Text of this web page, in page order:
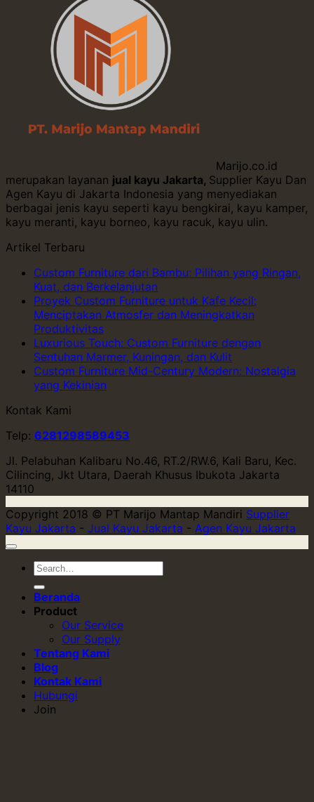
Marijo.co.id
merupakan layanan jual kayu Jakarta, Supplier Kayu Dan
Agen Kayu di Jakarta Indonesia yang menyediakan
berbagai jenis kayu seperti kayu bengkirai, kayu kamper,
kayu meranti, kayu borneo, kayu racuk, kayu ulin.
Artikel Terbaru
Custom Furniture dari Bambu: Pilihan yang Ringan,
Kuat, dan Berkelanjutan
Proyek Custom Furniture untuk Kafe Kecil:
Menciptakan Atmosfer dan Meningkatkan
Produktivitas
Luxurious Touch: Custom Furniture dengan
Sentuhan Marmer, Kuningan, dan Kulit
Custom Furniture Mid-Century Modern: Nostalgia
yang Kekinian
Kontak Kami
Telp: 6281298589453
Jl. Pelabuhan Kalibaru No.46, RT.2/RW.6, Kali Baru, Kec.
Cilincing, Jkt Utara, Daerah Khusus Ibukota Jakarta
14110
Copyright 2018 © PT Marijo Mantap Mandiri Supplier
Kayu Jakarta - Jual Kayu Jakarta - Agen Kayu Jakarta
Beranda
Product
Our Service
Our Supply
Tentang Kami
Blog
Kontak Kami
Hubungi
Join